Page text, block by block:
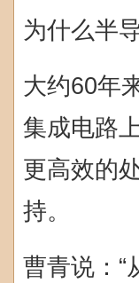
为什么半
大约60年
集成电路
更高效的
持。
曹青说：“